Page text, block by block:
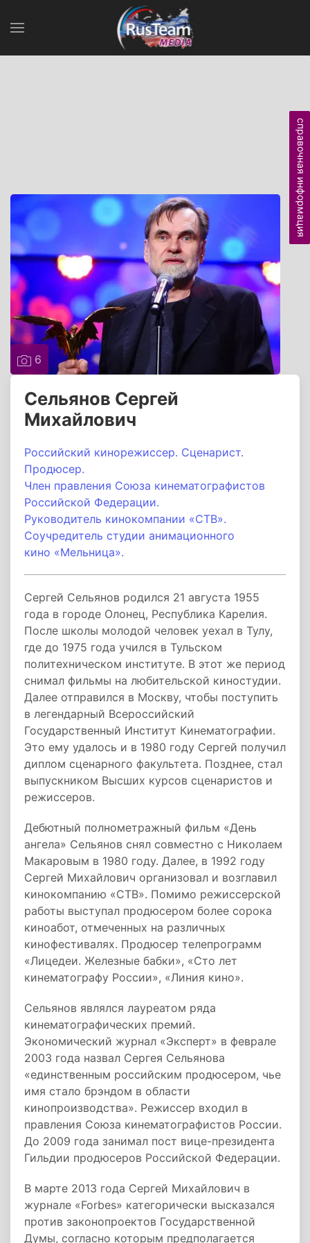
6
Сельянов Сергей
Михайлович
Российский кинорежиссер. Сценарист.
Продюсер.
Член правления Союза кинематографистов
Российской Федерации.
Руководитель кинокомпании «СТВ».
Соучредитель студии анимационного
кино «Мельница».
Сергей Сельянов родился 21 августа 1955
года в городе Олонец, Республика Карелия.
После школы молодой человек уехал в Тулу,
где до 1975 года учился в Тульском
политехническом институте. В этот же период
снимал фильмы на любительской киностудии.
Далее отправился в Москву, чтобы поступить
в легендарный Всероссийский
Государственный Институт Кинематографии.
Это ему удалось и в 1980 году Сергей получил
диплом сценарного факультета. Позднее, стал
выпускником Высших курсов сценаристов и
режиссеров.
Дебютный полнометражный фильм «День
ангела» Сельянов снял совместно с Николаем
Макаровым в 1980 году. Далее, в 1992 году
Сергей Михайлович организовал и возглавил
кинокомпанию «СТВ». Помимо режиссерской
работы выступал продюсером более сорока
киноабот, отмеченных на различных
кинофестивалях. Продюсер телепрограмм
«Лицедеи. Железные бабки», «Сто лет
кинематографу России», «Линия кино».
Сельянов являлся лауреатом ряда
кинематографических премий.
Экономический журнал «Эксперт» в феврале
2003 года назвал Сергея Сельянова
«единственным российским продюсером, чье
имя стало брэндом в области
кинопроизводства». Режиссер входил в
правления Союза кинематографистов России.
До 2009 года занимал пост вице-президента
Гильдии продюсеров Российской Федерации.
В марте 2013 года Сергей Михайлович в
журнале «Forbes» категорически высказался
против законопроектов Государственной
Думы, согласно которым предполагается
справочная информация